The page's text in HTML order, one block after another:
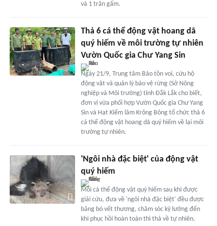
và 1 trăn gấm.
Thả 6 cá thể động vật hoang dã
quý hiếm về môi trường tự nhiên
Vườn Quốc gia Chư Yang Sin
Ngày 21/9, Trung tâm Bảo tồn voi, cứu hộ
động vật và quản lý bảo vệ rừng (Sở Nông
nghiệp và Môi trường) tỉnh Đắk Lắk cho biết,
đơn vị vừa phối hợp Vườn Quốc gia Chư Yang
Sin và Hạt Kiểm lâm Krông Bông tổ chức thả 6
cá thể động vật hoang dã quý hiếm về lại môi
trường tự nhiên.
'Ngôi nhà đặc biệt' của động vật
quý hiếm
Mỗi cá thể động vật quý hiếm sau khi được
giải cứu, đưa về 'ngôi nhà đặc biệt' đều được
băng bó vết thương, chăm sóc kỹ lưỡng đến
khi phục hồi hoàn toàn thì thả về tự nhiên.